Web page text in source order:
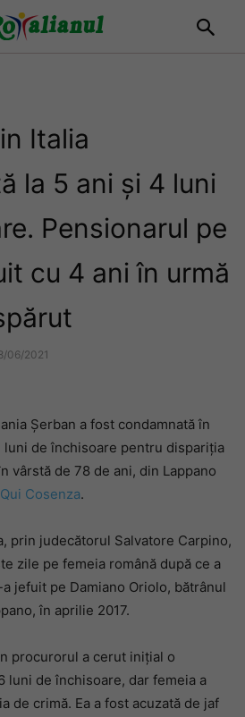
Italia
la 5 ani și 4 luni
Pensionarul pe
cu 4 ani în urmă
06/2021
Șerban a fost condamnată în
luni de închisoare pentru dispariția
vârstă de 78 de ani, din Lappano
Qui Cosenza.
prin judecătorul Salvatore Carpino,
zile pe femeia română după ce a
jefuit pe Damiano Oriolo, bătrânul
în aprilie 2017.
procurorul a cerut inițial o
luni de închisoare, dar femeia a
de crimă. Ea a fost acuzată de jaf